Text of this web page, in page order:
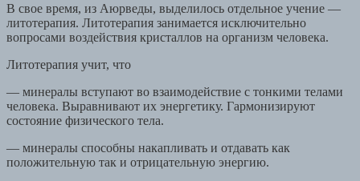
В свое время, из Аюрведы, выделилось отдельное учение —
литотерапия. Литотерапия занимается исключительно
вопросами воздействия кристаллов на организм человека.
Литотерапия учит, что
— минералы вступают во взаимодействие с тонкими телами
человека. Выравнивают их энергетику. Гармонизируют
состояние физического тела.
— минералы способны накапливать и отдавать как
положительную так и отрицательную энергию.